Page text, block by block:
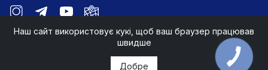
Наш сайт використовує кукі, щоб ваш браузер працював
швидше
Добре